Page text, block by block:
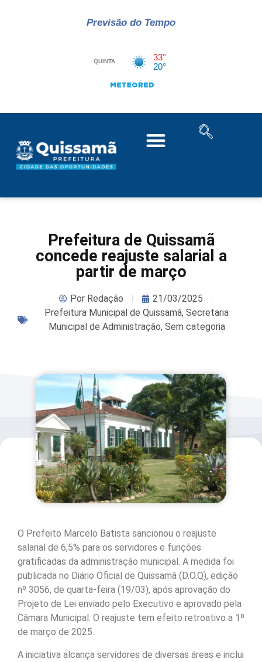
Previsão do Tempo
Prefeitura de Quissamã
concede reajuste salarial a
partir de março
PorRedação
21/03/2025
Prefeitura Municipal de Quissamã, Secretaria
Municipal de Administração, Sem categoria
O Prefeito Marcelo Batista sancionou o reajuste
salarial de 6,5% para os servidores e funções
gratificadas da administração municipal. A medida foi
publicada no Diário Oficial de Quissamã (D.O.Q), edição
nº 3056, de quarta-feira (19/03), após aprovação do
Projeto de Lei enviado pelo Executivo e aprovado pela
Câmara Municipal. O reajuste tem efeito retroativo a 1º
de março de 2025.
A iniciativa alcança servidores de diversas áreas e inclui